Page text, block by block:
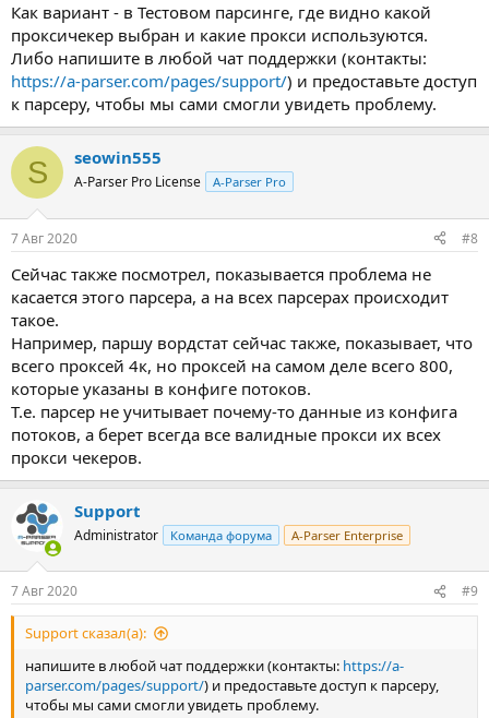
Как вариант - в Тестовом парсинге, где видно какой
проксичекер выбран и какие прокси используются.
Либо напишите в любой чат поддержки (контакты:
https://a-parser.com/pages/support/) и предоставьте доступ
к парсеру, чтобы мы сами смогли увидеть проблему.
S seowin555
A-Parser Pro License A-Parser Pro
7 Авг 2020 #8
Сейчас также посмотрел, показывается проблема не
касается этого парсера, а на всех парсерах происходит
такое.
Например, паршу вордстат сейчас также, показывает, что
всего проксей 4к, но проксей на самом деле всего 800,
которые указаны в конфиге потоков.
Т.е. парсер не учитывает почему-то данные из конфига
потоков, а берет всегда все валидные прокси их всех
прокси чекеров.
Support
Administrator Команда форума A-Parser Enterprise
7 Авг 2020 #9
Support сказал(а):
напишите в любой чат поддержки (контакты: https://a-
parser.com/pages/support/) и предоставьте доступ к парсеру,
чтобы мы сами смогли увидеть проблему.